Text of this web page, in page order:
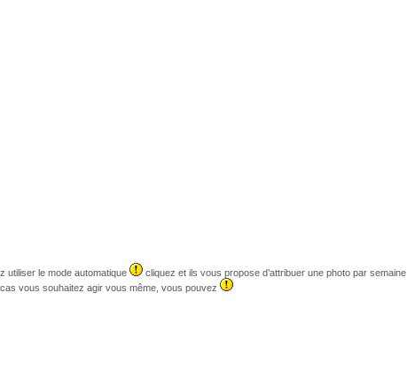
utiliser le mode automatique
cliquez et ils vous propose d’attribuer une photo par semaine
vous souhaitez agir vous même, vous pouvez